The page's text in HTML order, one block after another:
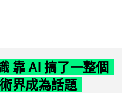
靠 AI 搞了一整個
界成為話題